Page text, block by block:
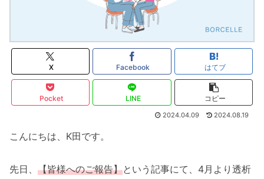
X Facebook はてブ
Pocket LINE コピー
2024.04.09 2024.08.19
こんにちは、K田です。
先日、 【皆様へのご報告】という記事にて、4月より透析